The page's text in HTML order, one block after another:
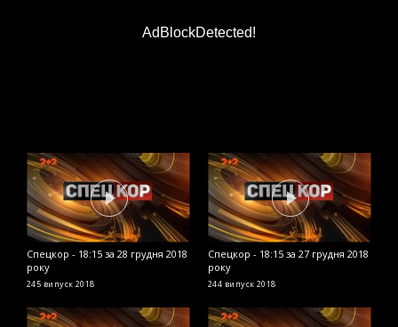
AdBlockDetected!
Спецкор - 18:15 за 28 грудня 2018
року
245 випуск 2018
Спецкор - 18:15 за 27 грудня 2018
року
244 випуск 2018